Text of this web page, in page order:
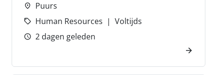
Puurs
Human Resources
Voltijds
2 dagen geleden